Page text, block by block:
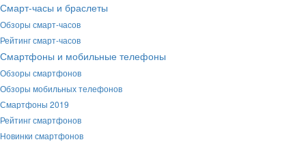
Смарт-часы и браслеты
Обзоры смарт-часов
Рейтинг смарт-часов
Смартфоны и мобильные телефоны
Обзоры смартфонов
Обзоры мобильных телефонов
Смартфоны 2019
Рейтинг смартфонов
Новинки смартфонов